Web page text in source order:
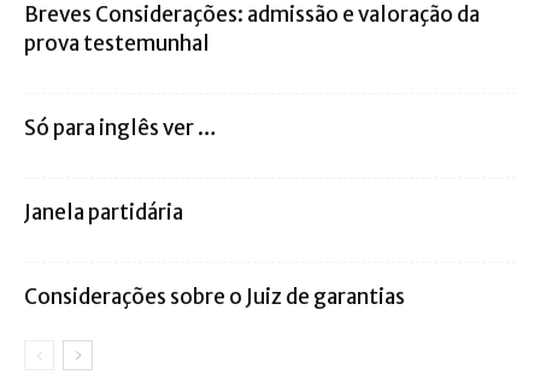
Breves Considerações: admissão e valoração da
prova testemunhal
Só para inglês ver …
Janela partidária
Considerações sobre o Juiz de garantias